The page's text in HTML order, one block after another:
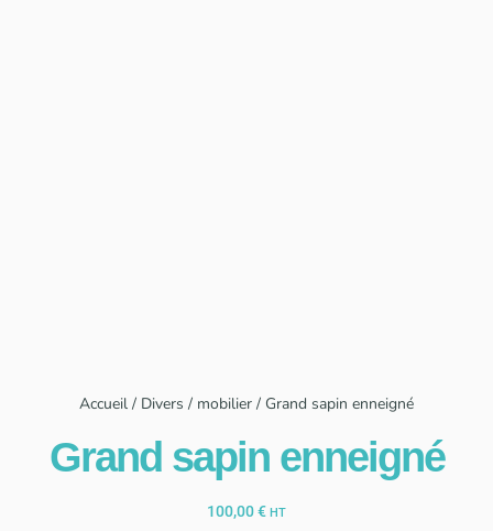
Accueil / Divers / mobilier / Grand sapin enneigné
Grand sapin enneigné
100,00€ HT